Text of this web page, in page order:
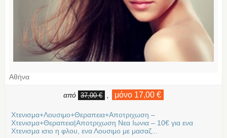
Αθήνα
από 37,00 € μόνο 17,00 €
Χτενισμα+Λουσιμο+Θεραπεια+Αποτριχωση –
Χτενισμα+Θεραπεια|Αποτριχωση Νεα Ιωνια – 10€ για ενα
Χτενισμα ισιο η φλου, ενα Λουσιμο με μασαζ...